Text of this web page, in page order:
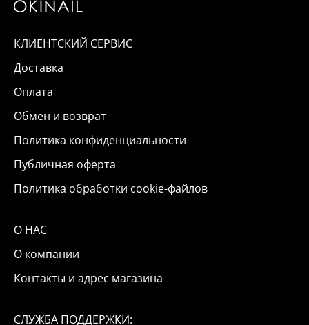
КЛИЕНТСКИЙ СЕРВИС
Доставка
Оплата
Обмен и возврат
Политика конфиденциальности
Публичная оферта
Политика обработки cookie-файлов
О НАС
О компании
Контакты и адрес магазина
СЛУЖБА ПОДДЕРЖКИ: